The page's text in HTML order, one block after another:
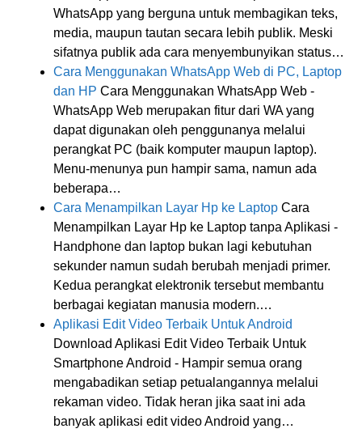
WhatsApp yang berguna untuk membagikan teks,
media, maupun tautan secara lebih publik. Meski
sifatnya publik ada cara menyembunyikan status…
Cara Menggunakan WhatsApp Web di PC, Laptop
dan HP Cara Menggunakan WhatsApp Web -
WhatsApp Web merupakan fitur dari WA yang
dapat digunakan oleh penggunanya melalui
perangkat PC (baik komputer maupun laptop).
Menu-menunya pun hampir sama, namun ada
beberapa…
Cara Menampilkan Layar Hp ke Laptop Cara
Menampilkan Layar Hp ke Laptop tanpa Aplikasi -
Handphone dan laptop bukan lagi kebutuhan
sekunder namun sudah berubah menjadi primer.
Kedua perangkat elektronik tersebut membantu
berbagai kegiatan manusia modern.…
Aplikasi Edit Video Terbaik Untuk Android
Download Aplikasi Edit Video Terbaik Untuk
Smartphone Android - Hampir semua orang
mengabadikan setiap petualangannya melalui
rekaman video. Tidak heran jika saat ini ada
banyak aplikasi edit video Android yang…